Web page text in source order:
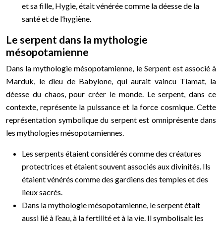
et sa fille, Hygie, était vénérée comme la déesse de la
santé et de l’hygiène.
Le serpent dans la mythologie
mésopotamienne
Dans la mythologie mésopotamienne, le Serpent est associé à
Marduk, le dieu de Babylone, qui aurait vaincu Tiamat, la
déesse du chaos, pour créer le monde. Le serpent, dans ce
contexte, représente la puissance et la force cosmique. Cette
représentation symbolique du serpent est omniprésente dans
les mythologies mésopotamiennes.
Les serpents étaient considérés comme des créatures
protectrices et étaient souvent associés aux divinités. Ils
étaient vénérés comme des gardiens des temples et des
lieux sacrés.
Dans la mythologie mésopotamienne, le serpent était
aussi lié à l’eau, à la fertilité et à la vie. Il symbolisait les